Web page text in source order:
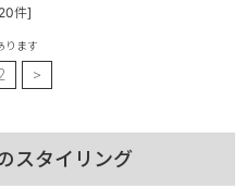
件]
ります
>
スタイリング